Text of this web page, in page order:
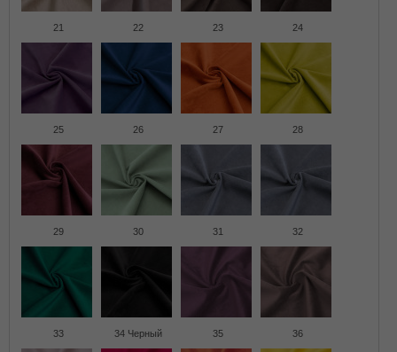
21 22 23 24
25 26 27 28
29 30 31 32
33 34 Черный 35 36